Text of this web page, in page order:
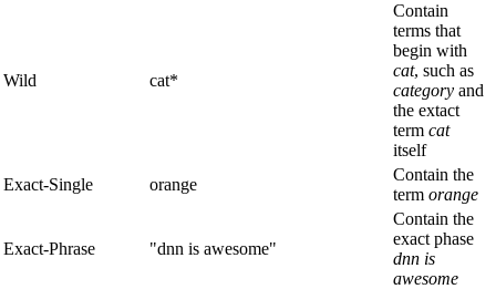
Wild cat*
Contain
terms that
begin with
cat, such as
category and
the extact
term cat
itself
Exact-Single
orange
Contain the
term orange
Exact-Phrase "dnn is awesome"
Contain the
exact phase
dnn is
awesome